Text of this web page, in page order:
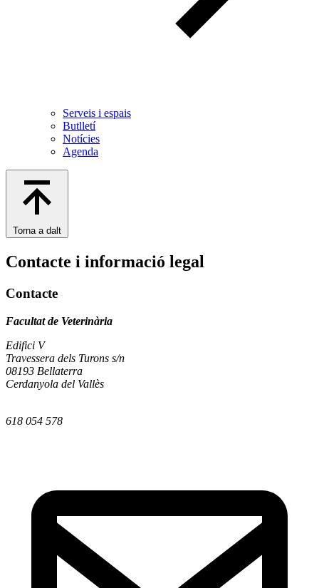
Serveis i espais
Butlletí
Notícies
Agenda
Torna a dalt
Contacte i informació legal
Contacte
Facultat de Veterinària
Edifici V
Travessera dels Turons s/n
08193 Bellaterra
Cerdanyola del Vallès
618 054 578